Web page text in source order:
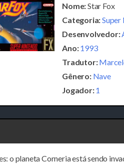
Nome:Star Fox
Categoria:Super
Desenvolvedor:
Ano:1993
Tradutor:
Gênero: Nave
Jogador:1
o planeta Corneria está sendo